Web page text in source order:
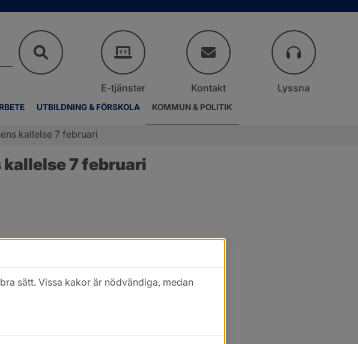
UTBILDNING & FÖRSKOLA KOMMUN & POLITIK
E-tjänster Kontakt Lyssna
kallelse 7 februari
7 februari
fönster.
sätt. Vissa kakor är nödvändiga, medan